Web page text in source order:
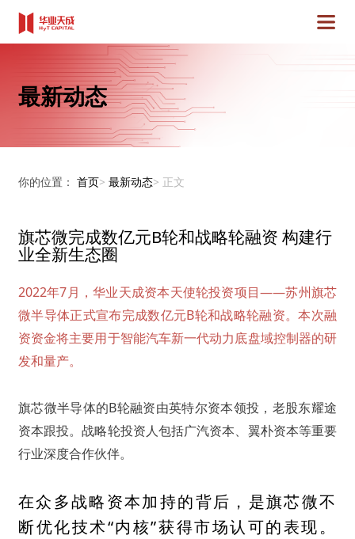
最新动态
你的位置： 首页> 最新动态> 正文
旗芯微完成数亿元B轮和战略轮融资 构建行
业全新生态圈
2022年7月，华业天成资本天使轮投资项目——苏州旗芯
微半导体正式宣布完成数亿元B轮和战略轮融资。本次融
资资金将主要用于智能汽车新一代动力底盘域控制器的研
发和量产。
旗芯微半导体的B轮融资由英特尔资本领投，老股东耀途
资本跟投。战略轮投资人包括广汽资本、翼朴资本等重要
行业深度合作伙伴。
在众多战略资本加持的背后，是旗芯微不
断优化技术“内核”获得市场认可的表现。